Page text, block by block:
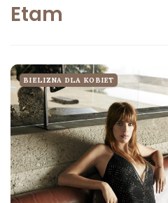
Etam
BIELIZNA DLA KOBIET